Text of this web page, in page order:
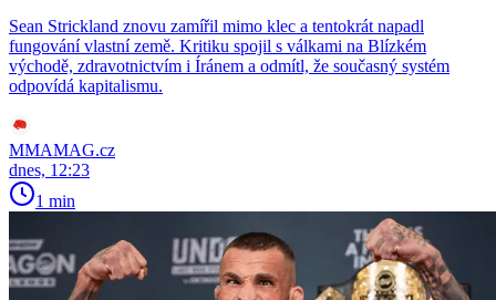
Sean Strickland znovu zamířil mimo klec a tentokrát napadl
fungování vlastní země. Kritiku spojil s válkami na Blízkém
východě, zdravotnictvím i Íránem a odmítl, že současný systém
odpovídá kapitalismu.
MMAMAG.cz
dnes, 12:23
1 min